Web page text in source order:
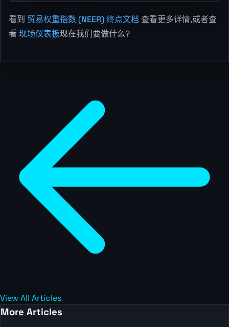
看到 贸易权重指数 (NEER) 终点文档 查看更多详情,或者查
看 现场仪表板现在我们要做什么?
View All Articles
More Articles